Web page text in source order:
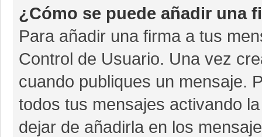
¿Cómo se puede añadir una
Para añadir una firma a tus
Control de Usuario. Una vez
cuando publiques un mensaje.
todos tus mensajes activando
dejar de añadirla en los